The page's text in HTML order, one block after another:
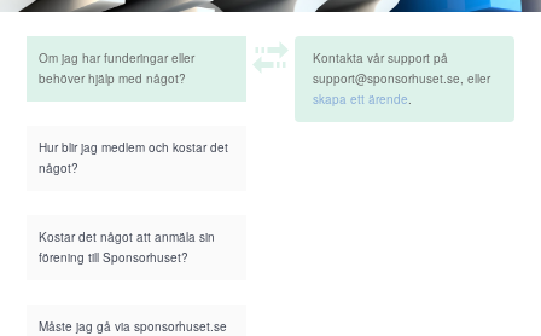
Om jag har funderingar eller
behöver hjälp med något?
Hur blir jag medlem och kostar det
något?
Kostar det något att anmäla sin
förening till Sponsorhuset?
Måste jag gå via sponsorhuset.se
Kontakta vår support på
support@sponsorhuset.se, eller
skapa ett ärende.